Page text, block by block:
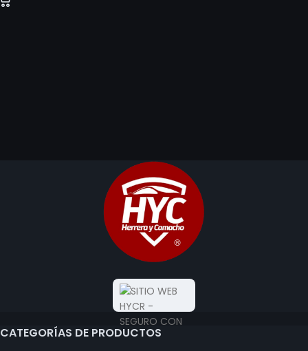
CATEGORÍAS DE PRODUCTOS